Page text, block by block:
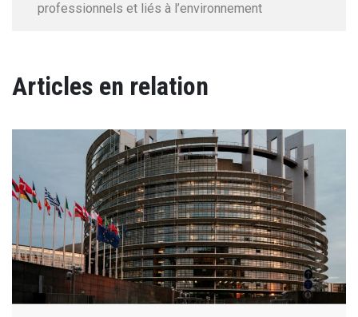
professionnels et liés à l’environnement
Articles en relation